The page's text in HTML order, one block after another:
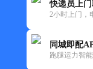
快递员上
2小时上门，
同城即配
跑腿运力智
快递时效